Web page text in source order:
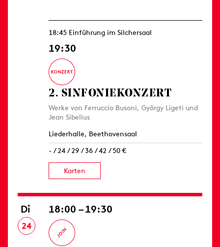
18:45 Einführung im Silchersaal
19:30
2. SINFONIE­KONZERT
Werke von Ferruccio Busoni, György Ligeti und
Jean Sibelius
Liederhalle, Beethovensaal
- / 24 / 29 / 36 / 42 / 50 €
Karten
Di
24
18:00 – 19:30